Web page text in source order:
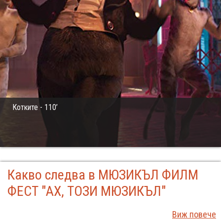
Котките - 110’
Какво следва в МЮЗИКЪЛ ФИЛМ
ФЕСТ "АХ, ТОЗИ МЮЗИКЪЛ"
Виж повече